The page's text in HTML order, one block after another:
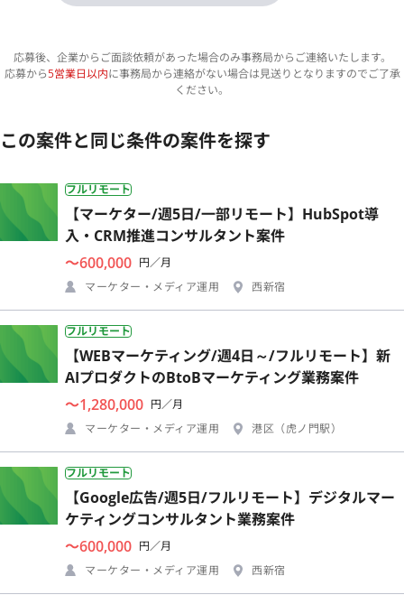
応募後、企業からご面談依頼があった場合のみ事務局からご連絡いたします。
応募から5営業日以内に事務局から連絡がない場合は見送りとなりますのでご了承
ください。
この案件と同じ条件の案件を探す
フルリモート
【マーケター/週5日/一部リモート】HubSpot導
入・CRM推進コンサルタント案件
〜600,000 円／月
マーケター・メディア運用
西新宿
フルリモート
【WEBマーケティング/週4日～/フルリモート】新
AIプロダクトのBtoBマーケティング業務案件
〜1,280,000 円／月
マーケター・メディア運用
港区（虎ノ門駅）
フルリモート
【Google広告/週5日/フルリモート】デジタルマー
ケティングコンサルタント業務案件
〜600,000 円／月
マーケター・メディア運用
西新宿